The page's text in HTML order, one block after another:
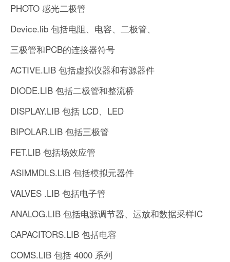
PHOTO 感光二极管
Device.lib 包括电阻、电容、二极管、
三极管和PCB的连接器符号
ACTIVE.LIB 包括虚拟仪器和有源器件
DIODE.LIB 包括二极管和整流桥
DISPLAY.LIB 包括 LCD、LED
BIPOLAR.LIB 包括三极管
FET.LIB 包括场效应管
ASIMMDLS.LIB 包括模拟元器件
VALVES .LIB 包括电子管
ANALOG.LIB 包括电源调节器、运放和数据采样IC
CAPACITORS.LIB 包括电容
COMS.LIB 包括 4000 系列